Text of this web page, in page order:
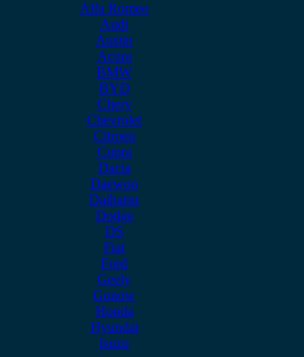
Alfa Romeo
Audi
Austin
Acura
BMW
BYD
Chery
Chevrolet
Citroen
Cupra
Dacia
Daewoo
Daihatsu
Dodge
DS
Fiat
Ford
Geely
Gonow
Honda
Hyundai
Isuzu